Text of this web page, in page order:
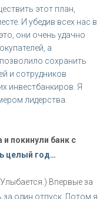
этот план,
И убедив всех нас в
они очень удачно
а
сохранить
и сотрудников
инвестбанкиров. Я
лидерства.
покинули банк с
целый год…
Впервые за
за один отпуск. Потом я